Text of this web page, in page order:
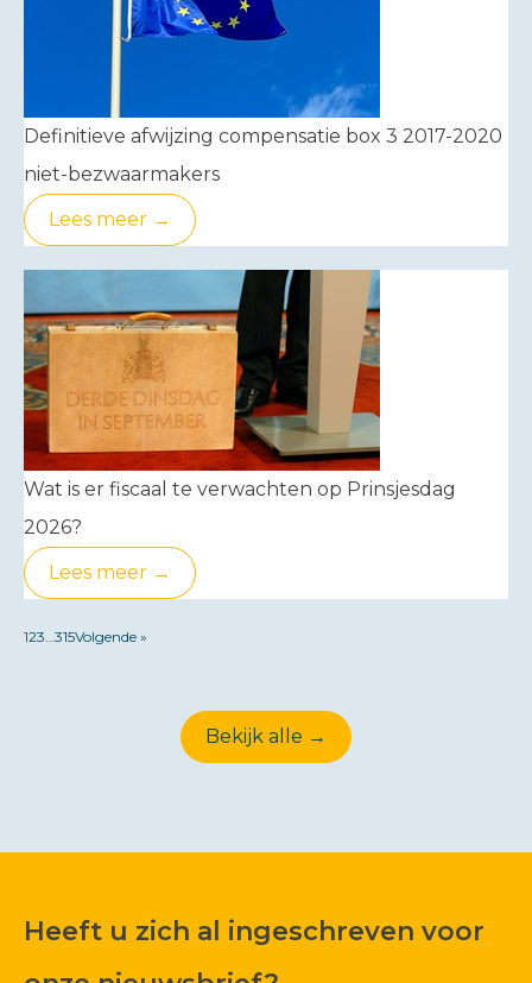
Definitieve afwijzing compensatie box 3 2017-2020
niet-bezwaarmakers
Lees meer →
Wat is er fiscaal te verwachten op Prinsjesdag
2026?
Lees meer →
123 315Volgende »
Bekijk alle →
Heeft u zich al ingeschreven voor